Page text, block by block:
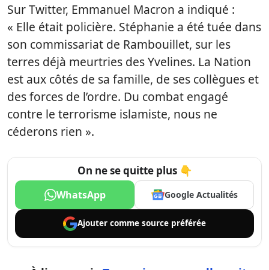
Sur Twitter, Emmanuel Macron a indiqué :
« Elle était policière. Stéphanie a été tuée dans
son commissariat de Rambouillet, sur les
terres déjà meurtries des Yvelines. La Nation
est aux côtés de sa famille, de ses collègues et
des forces de l’ordre. Du combat engagé
contre le terrorisme islamiste, nous ne
céderons rien ».
On ne se quitte plus 👇
WhatsApp Google Actualités
Ajouter comme source préférée